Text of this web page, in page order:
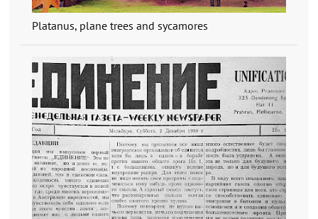
Platanus, plane trees and sycamores